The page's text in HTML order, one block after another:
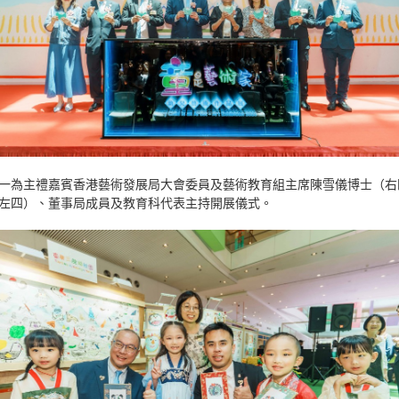
為主禮嘉賓香港藝術發展局大會委員及藝術教育組主席陳雪儀博士（
四）、董事局成員及教育科代表主持開展儀式。